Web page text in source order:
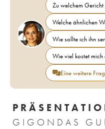
Zu welchem Gericht
Welche ähnlichen
Wie sollte ich ihn
Wie viel kostet mich
Eine weitere